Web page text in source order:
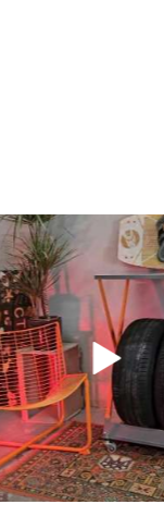
Благодарим Владимира за
руме.
Посетить наш шоу-рум можно по
Москва, Ленинская Слобода, 9,